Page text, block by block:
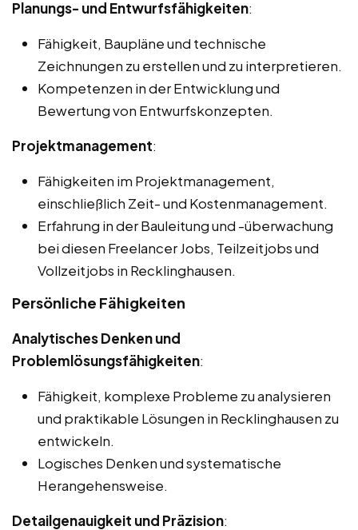
Planungs- und Entwurfsfähigkeiten:
Fähigkeit, Baupläne und technische
Zeichnungen zu erstellen und zu interpretieren.
Kompetenzen in der Entwicklung und
Bewertung von Entwurfskonzepten.
Projektmanagement:
Fähigkeiten im Projektmanagement,
einschließlich Zeit- und Kostenmanagement.
Erfahrung in der Bauleitung und -überwachung
bei diesen Freelancer Jobs, Teilzeitjobs und
Vollzeitjobs in Recklinghausen.
Persönliche Fähigkeiten
Analytisches Denken und
Problemlösungsfähigkeiten:
Fähigkeit, komplexe Probleme zu analysieren
und praktikable Lösungen in Recklinghausen zu
entwickeln.
Logisches Denken und systematische
Herangehensweise.
Detailgenauigkeit und Präzision: